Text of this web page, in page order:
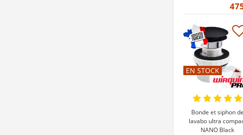
EN STOCK
Bonde et siphon de
lavabo ultra
NANO Black